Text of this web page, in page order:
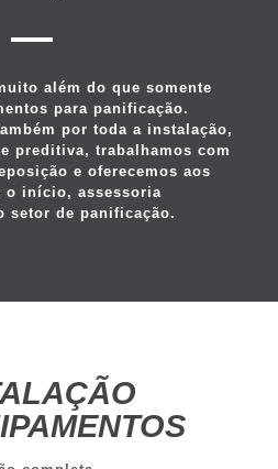
além do que somente
para panificação.
por toda a instalação,
preditiva, trabalhamos com
e oferecemos aos
o início, assessoria
setor de panificação.